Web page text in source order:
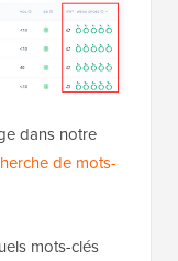
dans notre
de mots-
mots-clés